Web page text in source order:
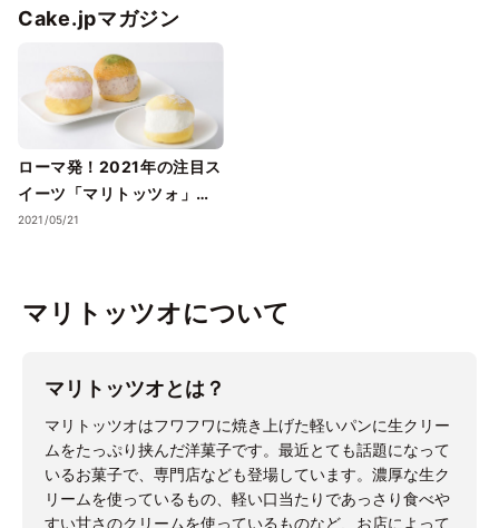
Cake.jpマガジン
ローマ発！2021年の注目ス
イーツ「マリトッツォ」と
は？美味しいお店もご紹
2021/05/21
マリトッツオについて
マリトッツオとは？
マリトッツオはフワフワに焼き上げた軽いパンに生クリー
ムをたっぷり挟んだ洋菓子です。最近とても話題になって
いるお菓子で、専門店なども登場しています。濃厚な生ク
リームを使っているもの、軽い口当たりであっさり食べや
すい甘さのクリームを使っているものなど、お店によって